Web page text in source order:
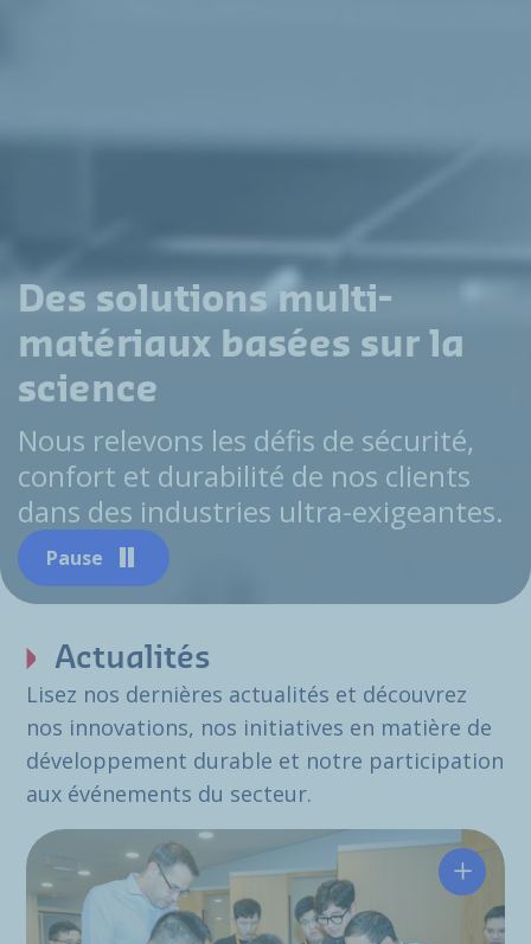
Pause
Des solutions multi-
matériaux basées sur la
science
Nous relevons les défis de sécurité,
confort et durabilité de nos clients
dans des industries ultra-exigeantes.
Actualités
Lisez nos dernières actualités et découvrez
nos innovations, nos initiatives en matière de
développement durable et notre participation
aux événements du secteur.